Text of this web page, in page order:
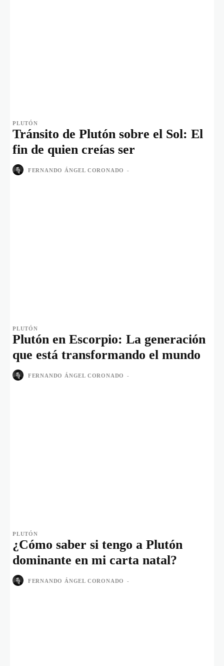
PLUTÓN
Tránsito de Plutón sobre el Sol: El
fin de quien creías ser
FERNANDO ÁNGEL CORONADO -
PLUTÓN
Plutón en Escorpio: La generación
que está transformando el mundo
FERNANDO ÁNGEL CORONADO -
PLUTÓN
¿Cómo saber si tengo a Plutón
dominante en mi carta natal?
FERNANDO ÁNGEL CORONADO -